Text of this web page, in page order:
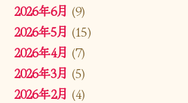
2026年6月 (9)
2026年5月 (15)
2026年4月 (7)
2026年3月 (5)
2026年2月 (4)